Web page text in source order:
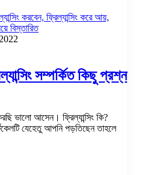
সম্পর্কিত কিছু প্রশ্ন
ভালো আসেন। ফ্রিল্যান্সিং কি?
যেহেতু আপনি পড়তিছেন তাহলে